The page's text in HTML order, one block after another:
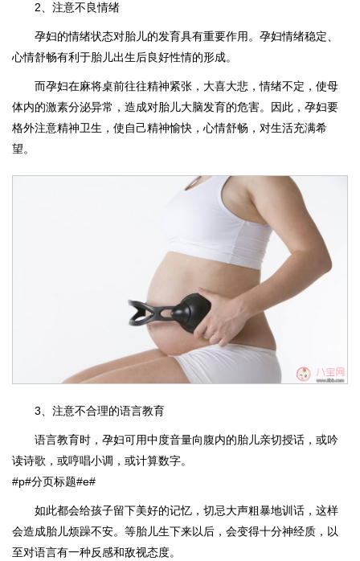
2、注意不良情绪
孕妇的情绪状态对胎儿的发育具有重要作用。孕妇情绪稳定、
心情舒畅有利于胎儿出生后良好性情的形成。
而孕妇在麻将桌前往往精神紧张，大喜大悲，情绪不定，使母
体内的激素分泌异常，造成对胎儿大脑发育的危害。因此，孕妇要
格外注意精神卫生，使自己精神愉快，心情舒畅，对生活充满希
望。
3、注意不合理的语言教育
语言教育时，孕妇可用中度音量向腹内的胎儿亲切授话，或吟
读诗歌，或哼唱小调，或计算数字。
#p#分页标题#e#
如此都会给孩子留下美好的记忆，切忌大声粗暴地训话，这样
会造成胎儿烦躁不安。等胎儿生下来以后，会变得十分神经质，以
至对语言有一种反感和敌视态度。